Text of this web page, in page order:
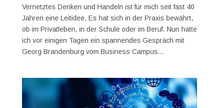
Vernetztes Denken und Handeln ist für mich seit fast 40
Jahren eine Leitidee. Es hat sich in der Praxis bewährt,
ob im Privatleben, in der Schule oder im Beruf. Nun hatte
ich vor einigen Tagen ein spannendes Gespräch mit
Georg Brandenburg vom Business Campus...